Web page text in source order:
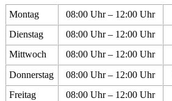
Montag 08:00 Uhr – 12:00 Uhr
Dienstag
08:00 Uhr – 12:00 Uhr
Mittwoch
08:00 Uhr – 12:00 Uhr
Donnerstag
08:00 Uhr – 12:00 Uhr
Freitag
08:00 Uhr – 12:00 Uhr